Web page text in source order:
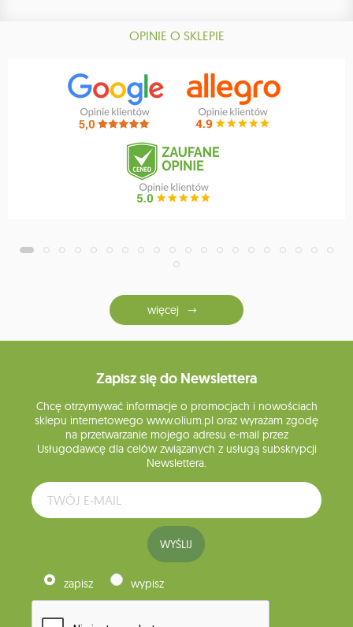
OPINIE O SKLEPIE
więcej
Zapisz się do Newslettera
Chcę otrzymywać informacje o promocjach i nowościach
sklepu internetowego www.olium.pl oraz wyrażam zgodę
na przetwarzanie mojego adresu e-mail przez
Usługodawcę dla celów związanych z usługą subskrypcji
Newslettera.
WYŚLIJ
zapisz wypisz